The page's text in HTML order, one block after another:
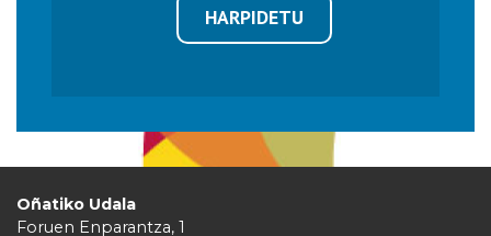
HARPIDETU
Oñatiko Udala
Foruen Enparantza, 1